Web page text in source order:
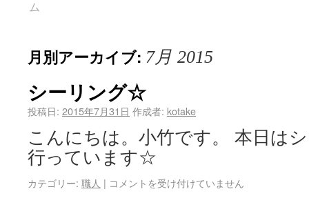
ム
月別アーカイブ: 7月 2015
シーリング☆
投稿日: 2015年7月31日 作成者: kotake
こんにちは。小竹です。 本日は
行っています☆
カテゴリー: 職人 | コメントを受け付けていません